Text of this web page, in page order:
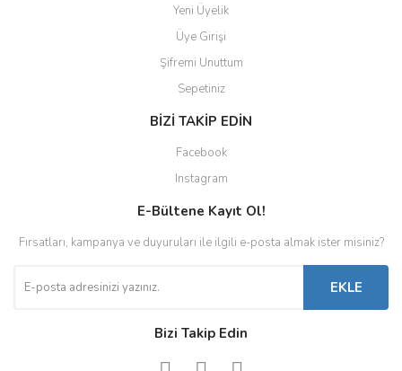
Yeni Üyelik
Üye Girişi
Şifremi Unuttum
Sepetiniz
BİZİ TAKİP EDİN
Facebook
Instagram
E-Bültene Kayıt Ol!
Fırsatları, kampanya ve duyuruları ile ilgili e-posta almak ister misiniz?
EKLE
Bizi Takip Edin